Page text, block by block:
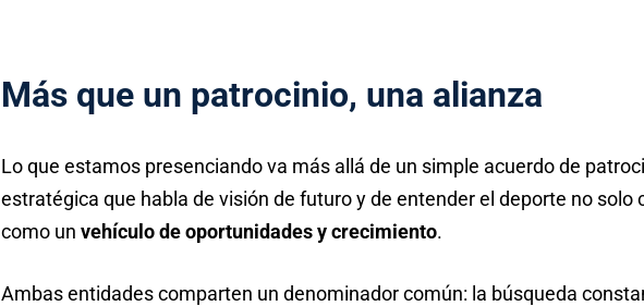
Más que un patrocinio, una alianza
Lo que estamos presenciando va más allá de un simple acuerdo de
estratégica que habla de visión de futuro y de entender el deporte no solo
como un vehículo de oportunidades y crecimiento.
Ambas entidades comparten un denominador común: la búsqueda